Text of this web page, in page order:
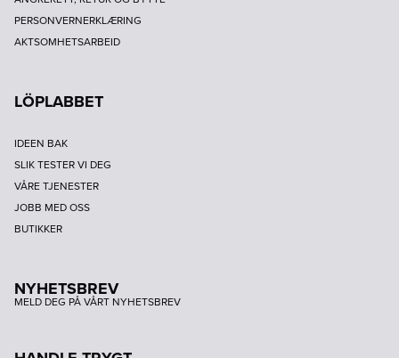
PERSONVERNERKLÆRING
AKTSOMHETSARBEID
LÖPLABBET
IDEEN BAK
SLIK TESTER VI DEG
VÅRE TJENESTER
JOBB MED OSS
BUTIKKER
NYHETSBREV
MELD DEG PÅ VÅRT NYHETSBREV